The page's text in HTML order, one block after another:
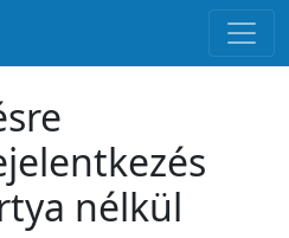
nélkül